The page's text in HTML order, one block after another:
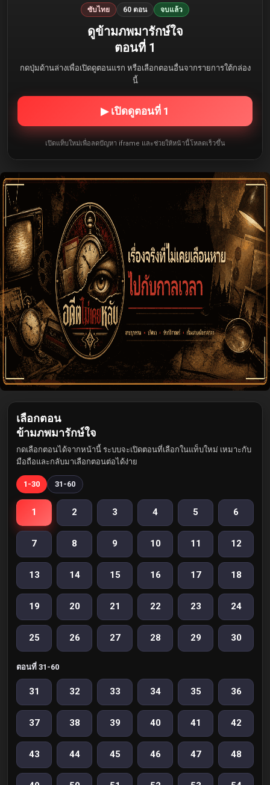
ซับไทย 60 ตอน จบแล้ว
ดูข้ามภพมารักษ์ใจ
ตอนที่ 1
กดปุ่มด้านล่างเพื่อเปิดดูตอนแรก หรือเลือกตอนอื่นจากรายการใต้กล่อง
นี้
▶ เปิดดูตอนที่ 1
เปิดแท็บใหม่เพื่อลดปัญหา iframe และช่วยให้หน้านี้โหลดเร็วขึ้น
เลือกตอน
ข้ามภพมารักษ์ใจ
กดเลือกตอนได้จากหน้านี้ ระบบจะเปิดตอนที่เลือกในแท็บใหม่ เหมาะกับ
มือถือและกลับมาเลือกตอนต่อได้ง่าย
1-30 31-60
1 2 3 4 5 6
7 8 9 10 11 12
13 14 15 16 17 18
19 20 21 22 23 24
25 26 27 28 29 30
ตอนที่ 31-60
31 32 33 34 35 36
37 38 39 40 41 42
43 44 45 46 47 48